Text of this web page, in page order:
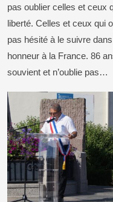
pas oublier celles et ceux
liberté. Celles et ceux qui
pas hésité à le suivre
honneur à la France. 86
souvient et n’oublie pas…